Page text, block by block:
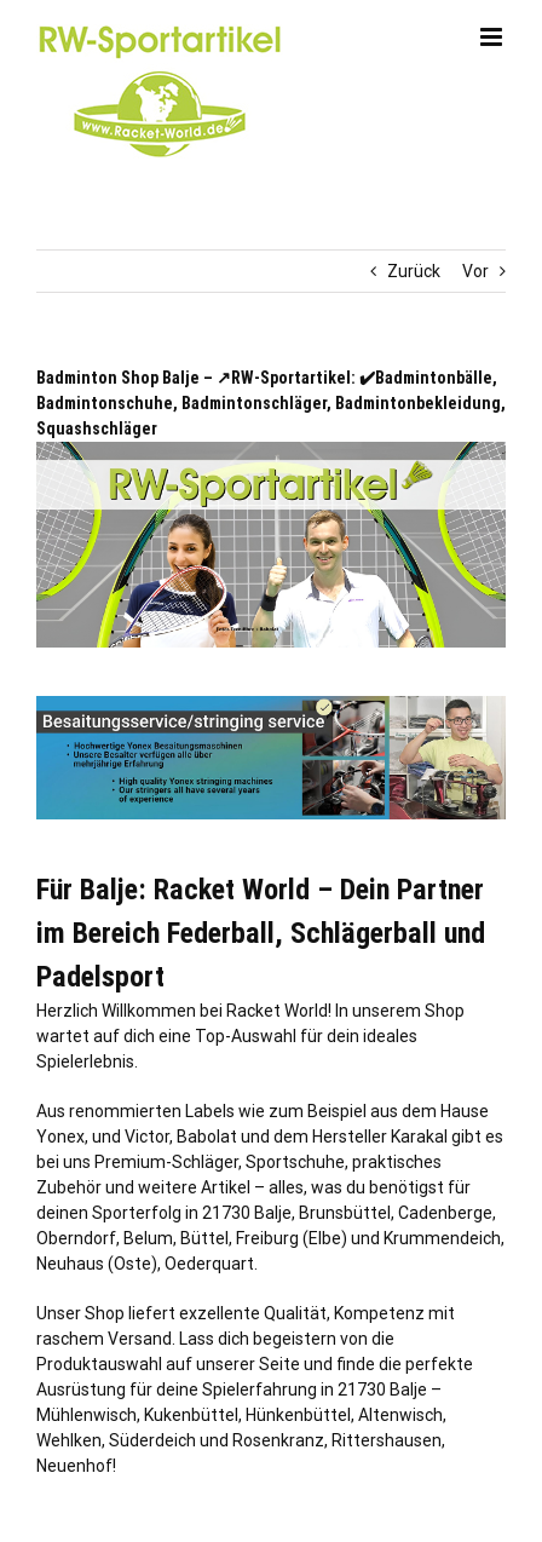
Zurück Vor
Badminton Shop Balje – ↗️RW-Sportartikel: ✔️Badmintonbälle,
Badmintonschuhe, Badmintonschläger, Badmintonbekleidung,
Squashschläger
Für Balje: Racket World – Dein Partner
im Bereich Federball, Schlägerball und
Padelsport
Herzlich Willkommen bei Racket World! In unserem Shop
wartet auf dich eine Top-Auswahl für dein ideales
Spielerlebnis.
Aus renommierten Labels wie zum Beispiel aus dem Hause
Yonex, und Victor, Babolat und dem Hersteller Karakal gibt es
bei uns Premium-Schläger, Sportschuhe, praktisches
Zubehör und weitere Artikel – alles, was du benötigst für
deinen Sporterfolg in 21730 Balje, Brunsbüttel , Cadenberge,
Oberndorf, Belum, Büttel , Freiburg (Elbe) und Krummendeich,
Neuhaus (Oste), Oederquart
Unser Shop liefert exzellente Qualität, Kompetenz mit
raschem Versand. Lass dich begeistern von die
Produktauswahl auf unserer Seite und finde die perfekte
Ausrüstung für deine Spielerfahrung in 21730 Balje –
Mühlenwisch, Kukenbüttel, Hünkenbüttel, Altenwisch,
Wehlken, Süderdeich und Rosenkranz, Rittershausen,
Neuenhof!